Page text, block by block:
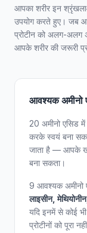
आपका शरीर इन
उपयोग करते हुए। जब
प्रोटीन को अलग-अलग
आपके शरीर की जरूरी
आवश्यक अमीनो
20 अमीनो एसिड
करके स्वयं बना
जाता है — आपके
बना सकता।
9 आवश्यक अमीनो
लाइसीन,
यदि इनमें से कोई
प्रोटीनों को पूरा